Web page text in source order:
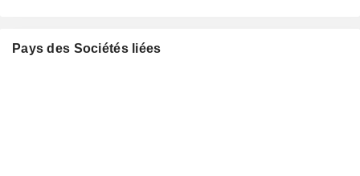
Pays des Sociétés liées